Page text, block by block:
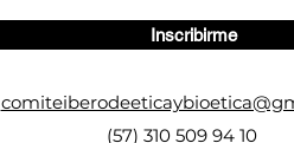
Inscribirme
(57) 310 509 94 10